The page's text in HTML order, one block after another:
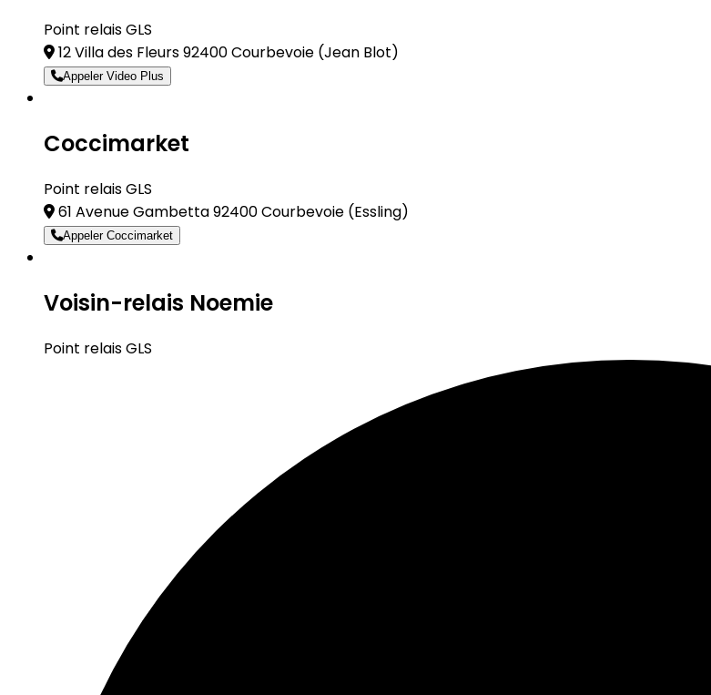
Point relais GLS
12 Villa des Fleurs 92400 Courbevoie (Jean Blot)
Appeler Video Plus
Coccimarket
Point relais GLS
61 Avenue Gambetta 92400 Courbevoie (Essling)
Appeler Coccimarket
Voisin-relais Noemie
Point relais GLS